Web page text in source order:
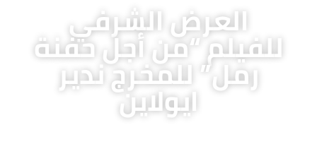
العرض الشرفي
للفيلم “من أجل حفنة
رمل” للمخرج ندير
ايولاين